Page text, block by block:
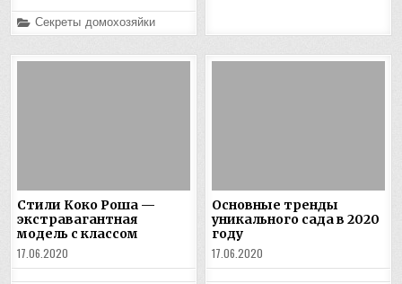
Posted
in
Секреты домохозяйки
Стили Коко Роша —
экстравагантная
модель с классом
17.06.2020
Основные тренды
уникального сада в 2020
году
17.06.2020